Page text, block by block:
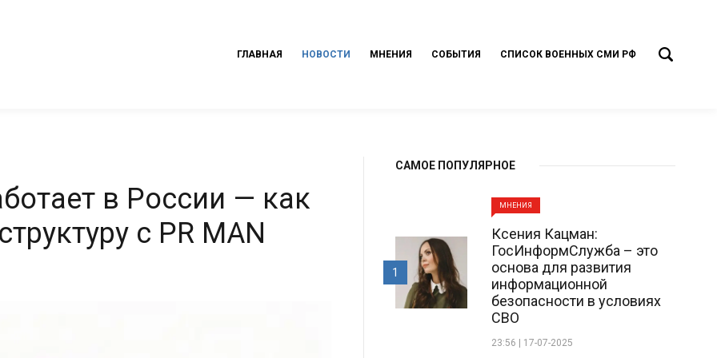
ГЛАВНАЯ НОВОСТИ МНЕНИЯ СОБЫТИЯ СПИСОК ВОЕННЫХ СМИ РФ
в России — как
с PR MAN
САМОЕ ПОПУЛЯРНОЕ
МНЕНИЯ
Ксения Кацман:
ГосИнформСлужба – это
основа для развития
информационной
безопасности в условиях
СВО
23:56 | 17-07-2025
1